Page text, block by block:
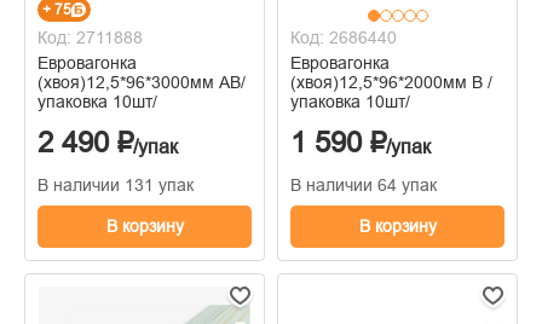
+ 75
Код: 2711888
Евровагонка
(хвоя)12,5*96*3000мм АВ/
упаковка 10шт/
2 490 ₽/упак
В наличии 131 упак
В корзину
Код: 2686440
Евровагонка
(хвоя)12,5*96*2000мм В /
упаковка 10шт/
1 590 ₽/упак
В наличии 64 упак
В корзину